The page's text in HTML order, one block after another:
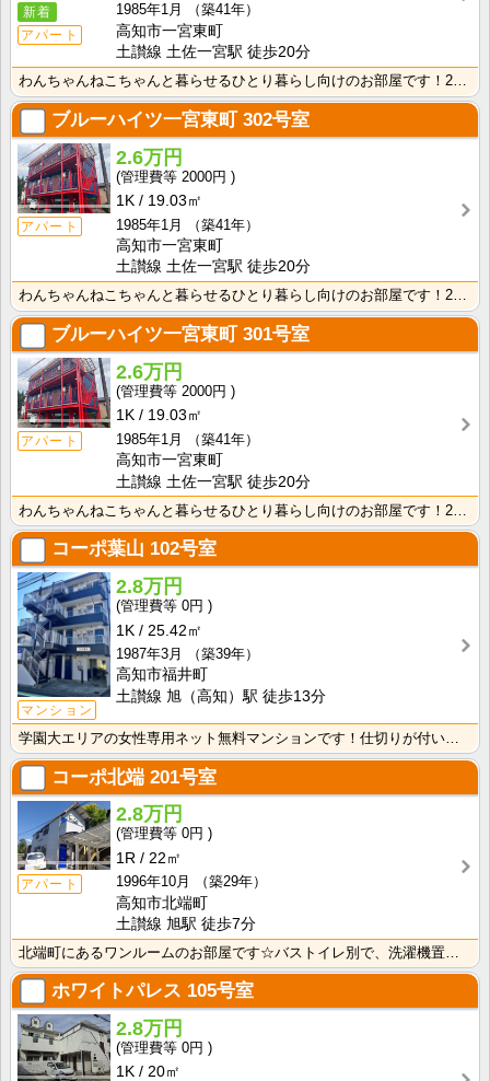
新着
アパート
1985年1月
（築41年）
高知市一宮東町
土讃線 土佐一宮駅 徒歩20分
わんちゃんねこちゃんと暮らせるひとり暮らし向けのお部屋です！2026年6月下旬、ネット無料（Wi-F･･･
ブルーハイツ一宮東町302号室
アパート
2.6万円
2000円
1K
19.03㎡
1985年1月
（築41年）
高知市一宮東町
土讃線 土佐一宮駅 徒歩20分
わんちゃんねこちゃんと暮らせるひとり暮らし向けのお部屋です！2026年6月下旬、ネット無料（Wi-F･･･
ブルーハイツ一宮東町 301号室
アパート
2.6万円
2000円
1K
19.03㎡
1985年1月
（築41年）
高知市一宮東町
土讃線 土佐一宮駅 徒歩20分
コーポ葉山 102号室
マンション
2.8万円
0円
1K
25.42㎡
1987年3月
（築39年）
高知市福井町
土讃線 旭（高知）駅 徒歩13分
コーポ北端 201号室
アパート
2.8万円
0円
1R
22㎡
1996年10月
（築29年）
高知市北端町
土讃線 旭駅 徒歩7分
ホワイトパレス 105号室
2.8万円
0円
1K
20㎡